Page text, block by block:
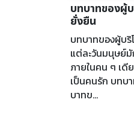
บทบาทของผู้
ยั่งยืน
บทบาทของผู้บ
แต่ละวันมนุษย์
ภายในคน ๆ เดี
เป็นคนรัก บทบ
บาทข...